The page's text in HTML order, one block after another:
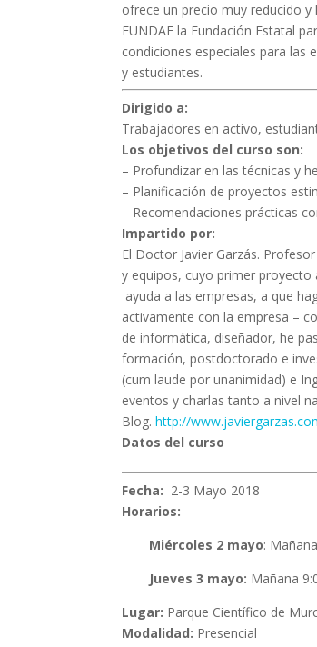
ofrece un precio muy reducido
FUNDAE la Fundación Estatal
condiciones especiales para las
y estudiantes.
Dirigido a:
Trabajadores en activo,
Los objetivos del curso son:
– Profundizar en las técnicas y
– Planificación de proyectos
– Recomendaciones prácticas
Impartido por:
El Doctor Javier Garzás.
y equipos, cuyo primer proyecto
ayuda a las empresas, a que
activamente con la empresa –
de informática, diseñador, he
formación, postdoctorado e
(cum laude por unanimidad) e
eventos y charlas tanto a nivel
Blog.http://
Datos del curso
Fecha: 2-3 Mayo 2018
Horarios:
Miércoles 2 mayo:
Jueves 3 mayo: Mañana
Lugar: Parque Científico de
Modalidad: Presencial